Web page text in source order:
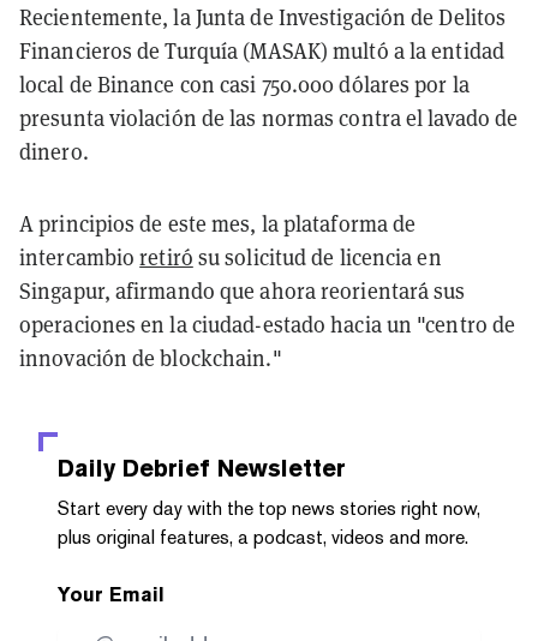
Recientemente, la Junta de Investigación de Delitos
Financieros de Turquía (MASAK) multó a la entidad
local de Binance con casi 750.000 dólares por la
presunta violación de las normas contra el lavado de
dinero.
A principios de este mes, la plataforma de
intercambioretiró su solicitud de licencia en
Singapur, afirmando que ahora reorientará sus
operaciones en la ciudad-estado hacia un "centro de
innovación de blockchain."
Daily Debrief Newsletter
Start every day with the top news stories right now,
plus original features, a podcast, videos and more.
Your Email